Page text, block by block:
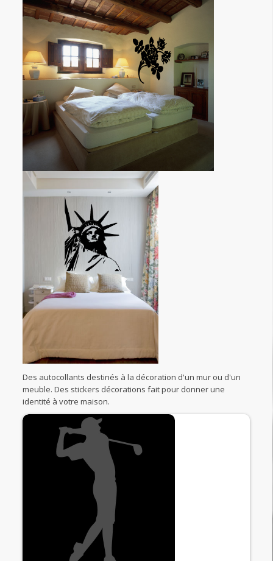
Des autocollants destinés à la décoration d'un mur ou d'un
meuble. Des stickers décorations fait pour donner une
identité à votre maison.